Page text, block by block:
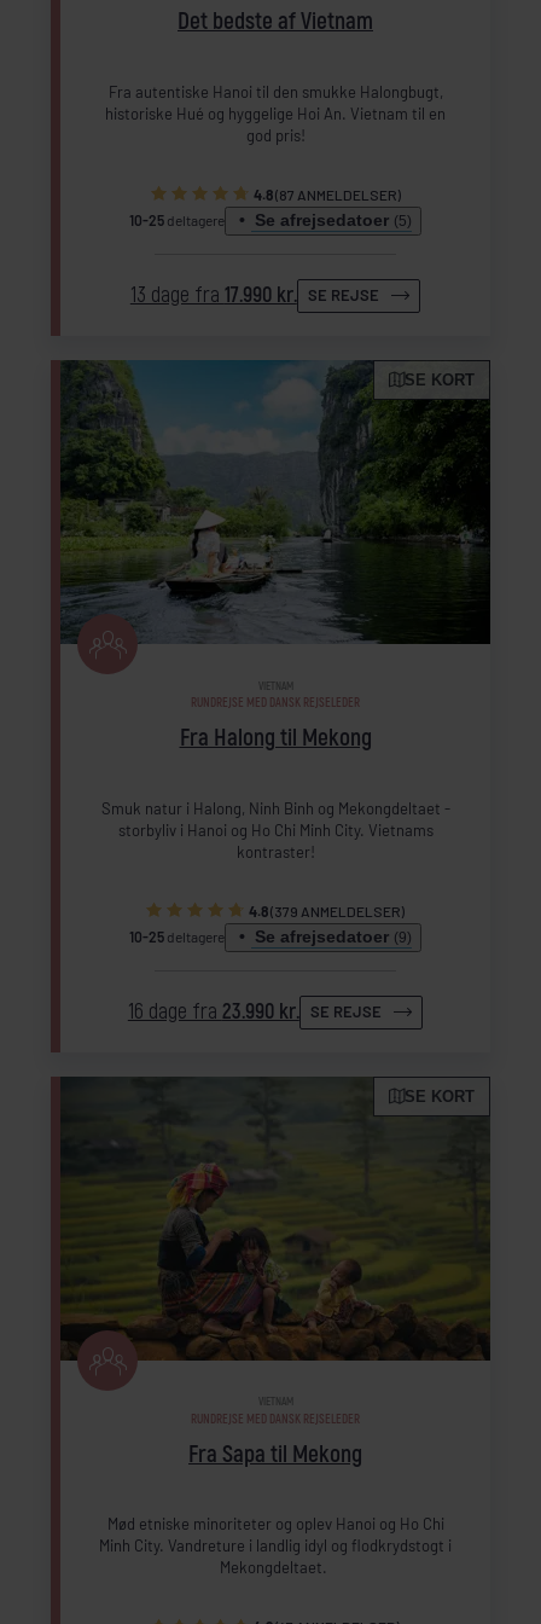
Det bedste af Vietnam
Fra autentiske Hanoi til den smukke Halongbugt,
historiske Hué og hyggelige Hoi An. Vietnam til en
god pris!
4.8(87 ANMELDELSER)
10-25 deltagere Se afrejsedatoer (5)
13 dage fra 17.990 kr. SE REJSE
SE KORT
Fra Halong til Mekong
VIETNAM
RUNDREJSE MED DANSK REJSELEDER
Smuk natur i Halong, Ninh Binh og Mekongdeltaet -
storbyliv i Hanoi og Ho Chi Minh City. Vietnams
kontraster!
4.8(379 ANMELDELSER)
10-25 deltagere Se afrejsedatoer (9)
16 dage fra 23.990 kr. SE REJSE
SE KORT
Fra Sapa til Mekong
VIETNAM
RUNDREJSE MED DANSK REJSELEDER
Mød etniske minoriteter og oplev Hanoi og Ho Chi
Minh City. Vandreture i landlig idyl og flodkrydstogt i
Mekongdeltaet.